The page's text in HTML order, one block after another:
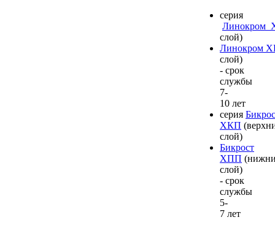
серия
Линокром
слой)
Линокром
слой)
- срок
службы
7-
10 лет
серия
ХКП
слой)
Бикрост
ХПП
слой)
- срок
службы
5-
7 лет